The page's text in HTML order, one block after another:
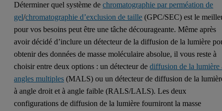
Déterminer quel système dechromatographie par perméation de
gel/chromatographie d’exclusion de taille (GPC/SEC) est le
pour vos besoins peut être une tâche décourageante. Même après
avoir décidé d’inclure un détecteur de la diffusion de la lumière
obtenir des données de masse moléculaire absolue, il vous reste à
choisir entre deux options : un détecteur dediffusion de la lumière
angles multiples (MALS) ou un détecteur de diffusion de la
à angle droit et à angle faible (RALS/LALS). Les deux
configurations de diffusion de la lumière fourniront la masse